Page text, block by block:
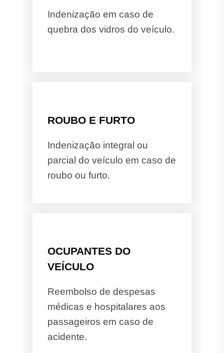
Indenização em caso de
quebra dos vidros do veículo.
ROUBO E FURTO
Indenização integral ou
parcial do veículo em caso de
roubo ou furto.
OCUPANTES DO
VEÍCULO
Reembolso de despesas
médicas e hospitalares aos
passageiros em caso de
acidente.